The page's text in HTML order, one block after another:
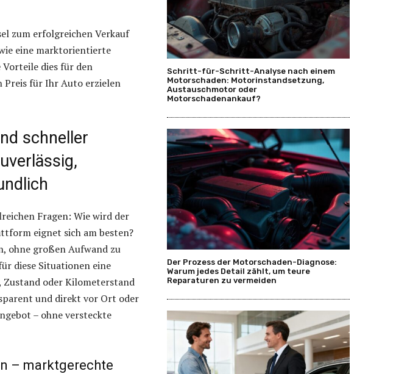
zum erfolgreichen Verkauf
eine marktorientierte
dies für den
Preis für Ihr Auto erzielen
schneller
Fragen: Wie wird der
eignet sich am besten?
ohne großen Aufwand zu
diese Situationen eine
Zustand oder Kilometerstand
und direkt vor Ort oder
– ohne versteckte
– marktgerechte
Schritt-für-Schritt-Analyse nach einem
Motorschaden: Motorinstandsetzung,
Austauschmotor oder
Motorschadenankauf?
Der Prozess der Motorschaden-Diagnose:
Warum jedes Detail zählt, um teure
Reparaturen zu vermeiden